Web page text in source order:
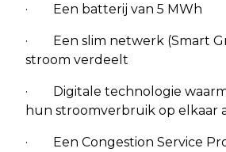
· Een batterij van 5 MWh
· Een slim netwerk (Smart
stroom verdeelt
· Digitale technologie
hun stroomverbruik op elkaar
· Een Congestion Service